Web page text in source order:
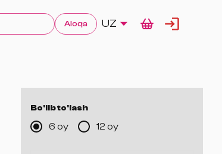
Aloqa UZ
Bo'lib to'lash
6 oy 12 oy